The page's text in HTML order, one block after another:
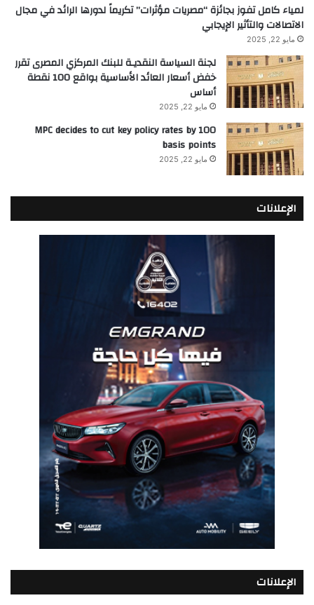
لمياء كامل تفوز بجائزة “مصريات مؤثرات” تكريماً لدورها الرائد في مجال
الاتصالات والتأثير الإيجابي
مايو 22, 2025
لجنة السياسة النقديـة للبنك المركزي المصرى تقرر
خفض أسعار العائد الأساسية بواقع 100 نقطة
أساس
مايو 22, 2025
MPC decides to cut key policy rates by 100
basis points
مايو 22, 2025
الإعلانات
الإعلانات